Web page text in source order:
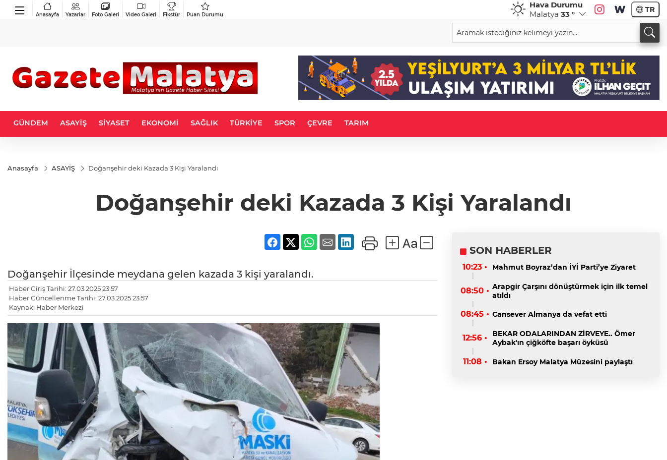
Anasayfa Yazarlar Foto Galeri Video Galeri Fikstür Puan Durumu
Hava Durumu
Malatya 33 ° TR
GÜNDEM ASAYİŞ SİYASET EKONOMİ SAĞLIK TÜRKİYE SPOR ÇEVRE TARIM
Anasayfa ASAYİŞ Doğanşehir deki Kazada 3 Kişi Yaralandı
Doğanşehir deki Kazada 3 Kişi Yaralandı
Doğanşehir İlçesinde meydana gelen kazada 3 kişi yaralandı.
Haber Giriş Tarihi: 27.03.2025 23:57
Haber Güncellenme Tarihi: 27.03.2025 23:57
Kaynak: Haber Merkezi
SON HABERLER
10:23 • Mahmut Boyraz’dan İYİ Parti’ye Ziyaret
08:50 • Arapgir Çarşını dönüştürmek için ilk temel
atıldı
08:45 • Cansever Almanya da vefat etti
12:56 •
BEKAR ODALARINDAN ZİRVEYE.. Ömer
Aybak'ın çiğköfte başarı öyküsü
11:08 • Bakan Ersoy Malatya Müzesini paylaştı